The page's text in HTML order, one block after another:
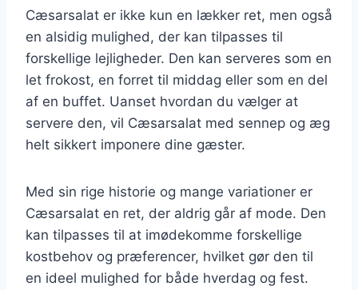
Cæsarsalat er ikke kun en lækker ret, men også
en alsidig mulighed, der kan tilpasses til
forskellige lejligheder. Den kan serveres som en
let frokost, en forret til middag eller som en del
af en buffet. Uanset hvordan du vælger at
servere den, vil Cæsarsalat med sennep og æg
helt sikkert imponere dine gæster.
Med sin rige historie og mange variationer er
Cæsarsalat en ret, der aldrig går af mode. Den
kan tilpasses til at imødekomme forskellige
kostbehov og præferencer, hvilket gør den til
en ideel mulighed for både hverdag og fest.